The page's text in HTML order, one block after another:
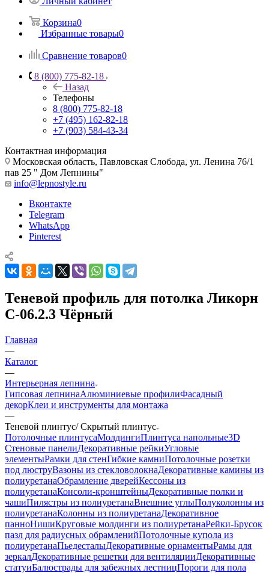
Корзина0
Избранные товары0
Сравнение товаров0
8 (800) 775-82-18
Назад
Телефоны
8 (800) 775-82-18
+7 (495) 162-82-18
+7 (903) 584-43-34
Контактная информация
Московская область, Павловская Слобода, ул. Ленина 76/1
пав 25 " Дом Лепнины"
info@lepnostyle.ru
Вконтакте
Telegram
WhatsApp
Pinterest
Теневой профиль для потолка Ликорн
С-06.2.3 Чёрный
Главная
—
Каталог
—
Интерьерная лепнина
Гипсовая лепнинаАлюминиевые профилиФасадный
декорКлеи и инструменты для монтажа
—
Теневой плинтус/ Скрытый плинтус
Потолочные плинтусаМолдингиПлинтуса напольные3D
Стеновые панелиДекоративные рейкиУгловые
элементыРамки для стенГибкие камниПотолочные розетки
под люструВазоны из стекловолокнаДекоративные камины из
полиуретанаОбрамление дверейКессоны из
полиуретанаКонсоли-кронштейныДекоративные полки и
чашиПилястры из полиуретанаВнешние углыПолуколонны из
полиуретанаКолонны из полиуретанаДекоративное
панноНишиКруговые молдинги из полиуретанаРейки-Брусок
пазл для радиусных обрамленийПотолочные купола из
полиуретанаПьедесталыДекоративные орнаментыРамы для
зеркалДекоративные решетки для вентиляцииДекоративные
статуиБалюстрады для забежных лестницПороги для пола